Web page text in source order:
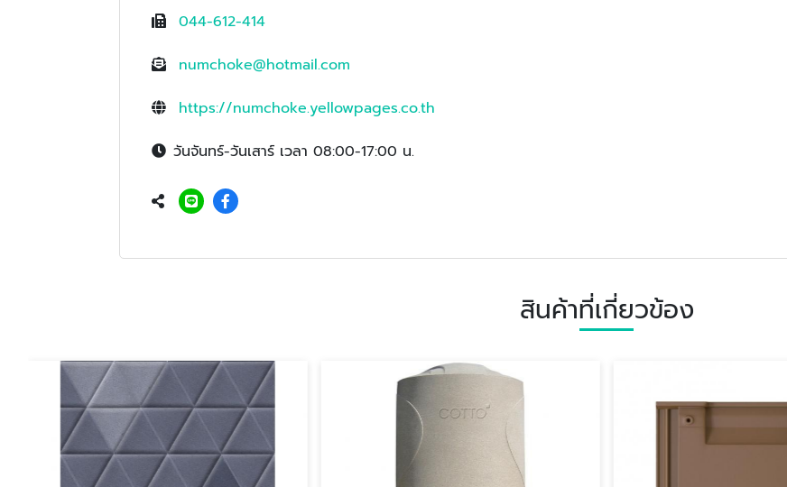
044-612-414
numchoke@hotmail.com
https://numchoke.yellowpages.co.th
วันจันทร์-วันเสาร์ เวลา 08:00-17:00 น.
สินค้าที่เกี่ยวข้อง